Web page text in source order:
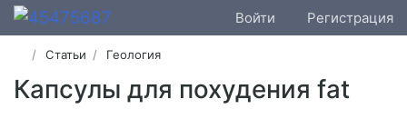
Войти Регистрация
Статьи Геология
Капсулы для похудения fat